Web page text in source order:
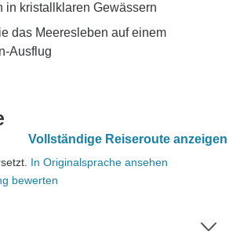
in kristallklaren Gewässern
das Meeresleben auf einem
Ausflug
Vollständige Reiseroute anzeigen
In Originalsprache ansehen
bewerten